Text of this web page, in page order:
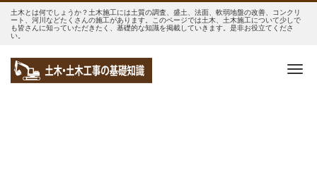
土木とは何でしょうか？土木施工には土質の調査、盛土、法面、軟弱地盤の改善、コンクリ
ート、河川などたくさんの施工があります。このページでは土木、土木施工について少しで
も皆さんに知っていただきたく、基礎的な知識を掲載していきます。是非お役立てくださ
い。